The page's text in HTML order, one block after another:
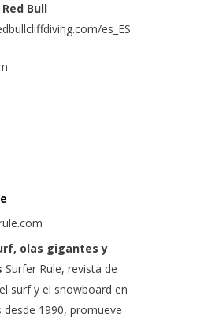
Bull
es_ES
olas gigantes y
Surfer Rule, revista de
surf y el snowboard en
desde 1990, promueve